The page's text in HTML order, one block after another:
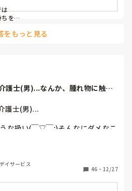
は
ちを
い をもっと見る
護士(男)...なんか、腫れ物に触る
護士(男)...
な扱い(￣▽￣;)そんなにダメなこ
が付くと、もう良い歳(￣▽￣;)少
し焦りを感じるが、特に気になる人も居ない(￣▽￣;)
イサービス
46 ・ 12/27